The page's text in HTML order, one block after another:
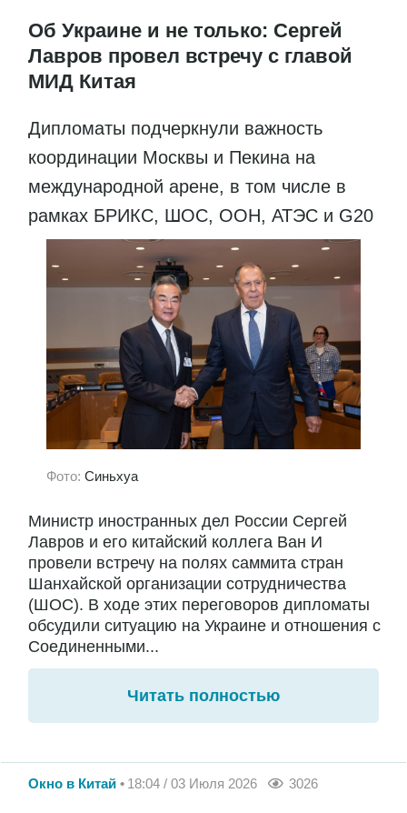
Об Украине и не только: Сергей
Лавров провел встречу с главой
МИД Китая
Дипломаты подчеркнули важность
координации Москвы и Пекина на
международной арене, в том числе в
рамках БРИКС, ШОС, ООН, АТЭС и G20
Фото: Синьхуа
Министр иностранных дел России Сергей
Лавров и его китайский коллега Ван И
провели встречу на полях саммита стран
Шанхайской организации сотрудничества
(ШОС). В ходе этих переговоров дипломаты
обсудили ситуацию на Украине и отношения с
Соединенными...
Читать полностью
Окно в Китай 18:04 / 03 Июля 2026 3026